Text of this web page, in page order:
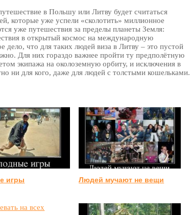
в Польшу или Литву будет считаться
которые уже успели «сколотить» миллионное
уже путешествия за пределы планеты Земля:
в открытый космос на международную
дело, что для таких людей виза в Литву – это пустой
Для них гораздо важнее пройти ту предполётную
экипажа на околоземную орбиту, и исключения в
ни для кого, даже для людей с толстыми кошельками.
игры Людей мучают не вещи